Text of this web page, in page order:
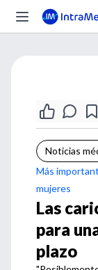
Noticias
Más
mujeres
Las
para
plazo